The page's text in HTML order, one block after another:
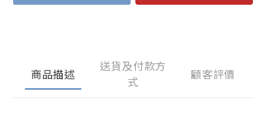
商品描述
送貨及付款方
式
顧客評價